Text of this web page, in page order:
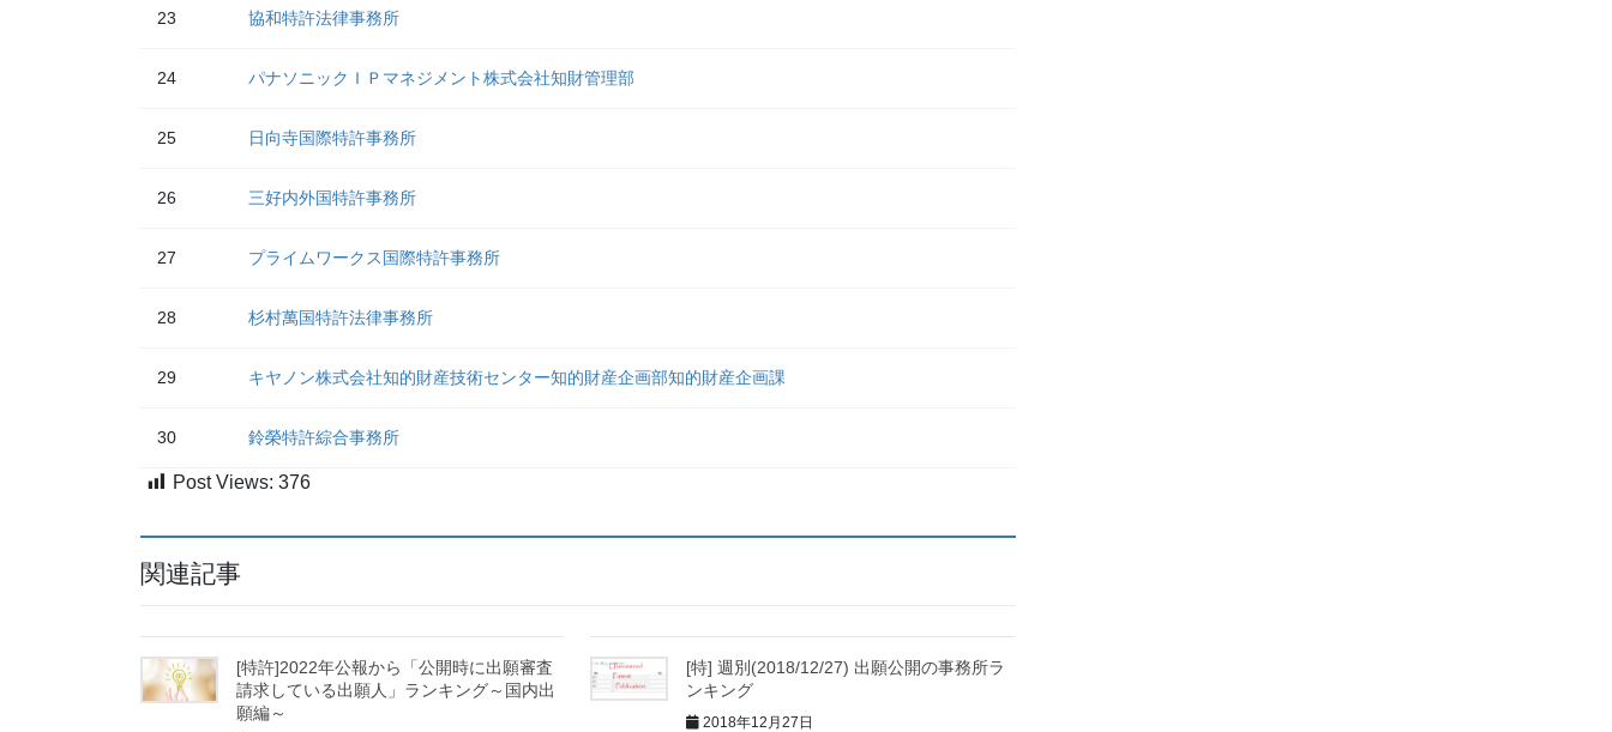
23 協和特許法律事務所
24 パナソニックＩＰマネジメント株式会社知財管理部
25 日向寺国際特許事務所
26 三好内外国特許事務所
27 プライムワークス国際特許事務所
28 杉村萬国特許法律事務所
29 キヤノン株式会社知的財産技術センター知的財産企画部知的財産企画課
30 鈴榮特許綜合事務所
Post Views: 376
関連記事
[特許]2022年公報から「公開時に出願審査
請求している出願人」ランキング～国内出
願編～
[特] 週別(2018/12/27) 出願公開の事務所ラ
ンキング
2018年12月27日